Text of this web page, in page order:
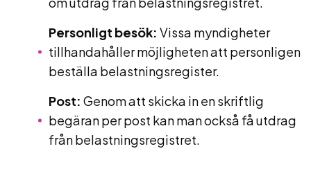
Personligt besök: Vissa myndigheter
tillhandahåller möjligheten att personligen
beställa belastningsregister.
Post: Genom att skicka in en skriftlig
begäran per post kan man också få utdrag
från belastningsregistret.